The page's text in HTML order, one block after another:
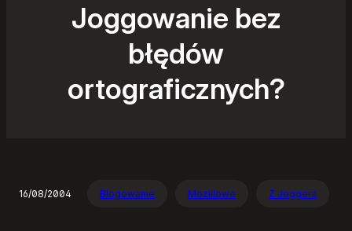
Joggowanie bez
błędów
ortograficznych?
16/08/2004 Blogowanie Mozillowe Z Joggera